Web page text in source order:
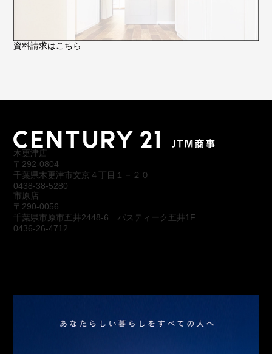
資料請求はこちら
木更津店
〒292-0804
千葉県木更津市文京４丁目１－２０
0438-38-5280
市原店
〒290-0056
千葉県市原市五井2448-6 パスティーク五井1F
0436-26-4712